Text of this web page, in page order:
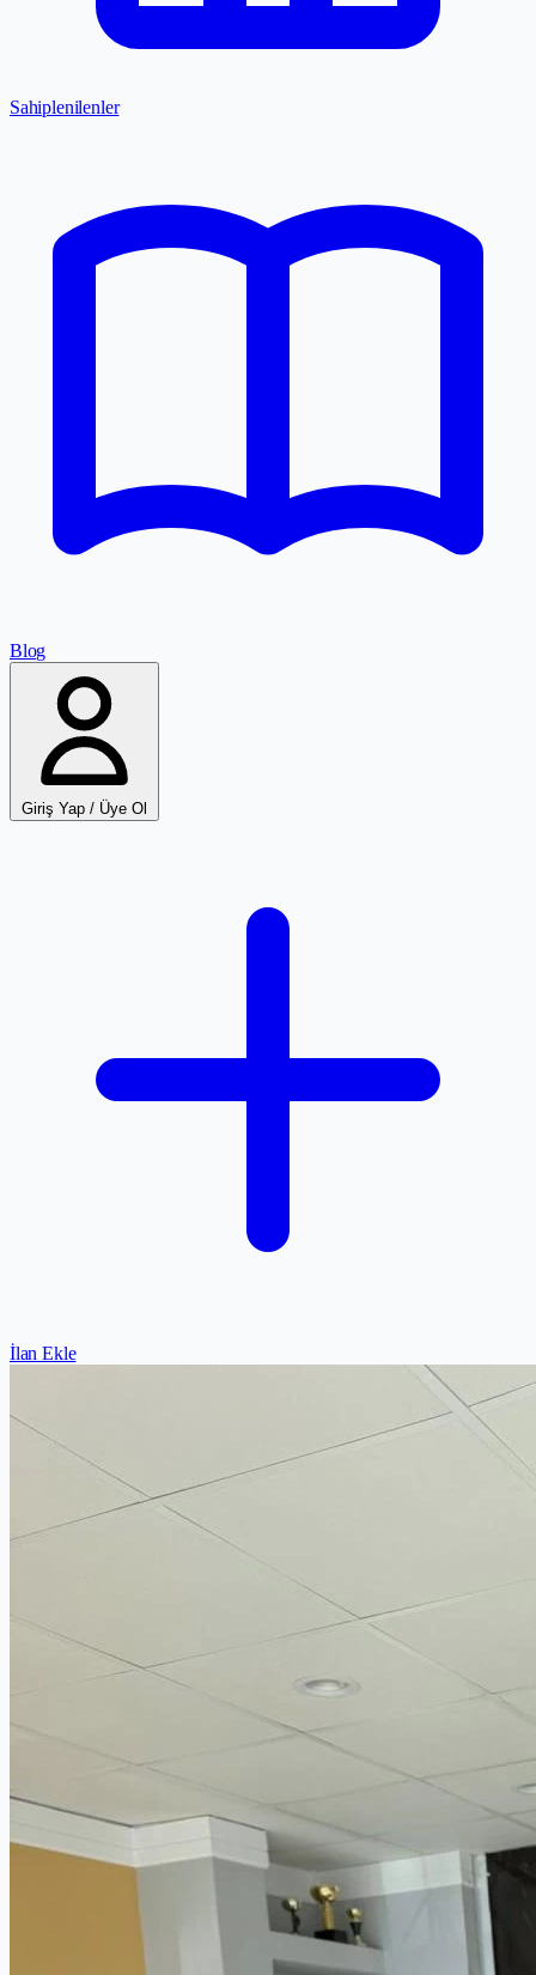
Sahiplenilenler
Blog
Giriş Yap / Üye Ol
İlan Ekle